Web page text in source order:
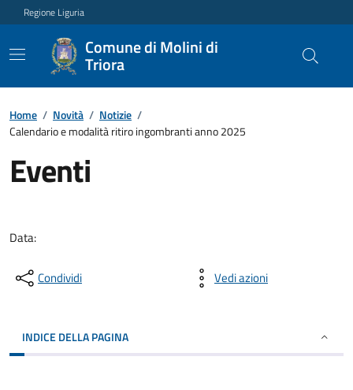
Regione Liguria
Comune di Molini di
Triora
Home / Novità / Notizie /
Calendario e modalità ritiro ingombranti anno 2025
Eventi
Data:
Condividi Vedi azioni
INDICE DELLA PAGINA